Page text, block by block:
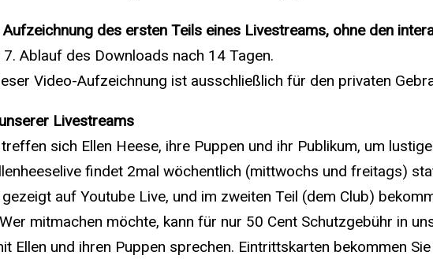
des ersten Teils eines Livestreams, ohne den
Ablauf des Downloads nach 14 Tagen.
Video-Aufzeichnung ist ausschließlich für den privaten
Livestreams
sich Ellen Heese, ihre Puppen und ihr Publikum, um
findet 2mal wöchentlich (mittwochs und freitags)
auf Youtube Live, und im zweiten Teil (dem Club)
mitmachen möchte, kann für nur 50 Cent Schutzgebühr in
Ellen und ihren Puppen sprechen. Eintrittskarten bekommen